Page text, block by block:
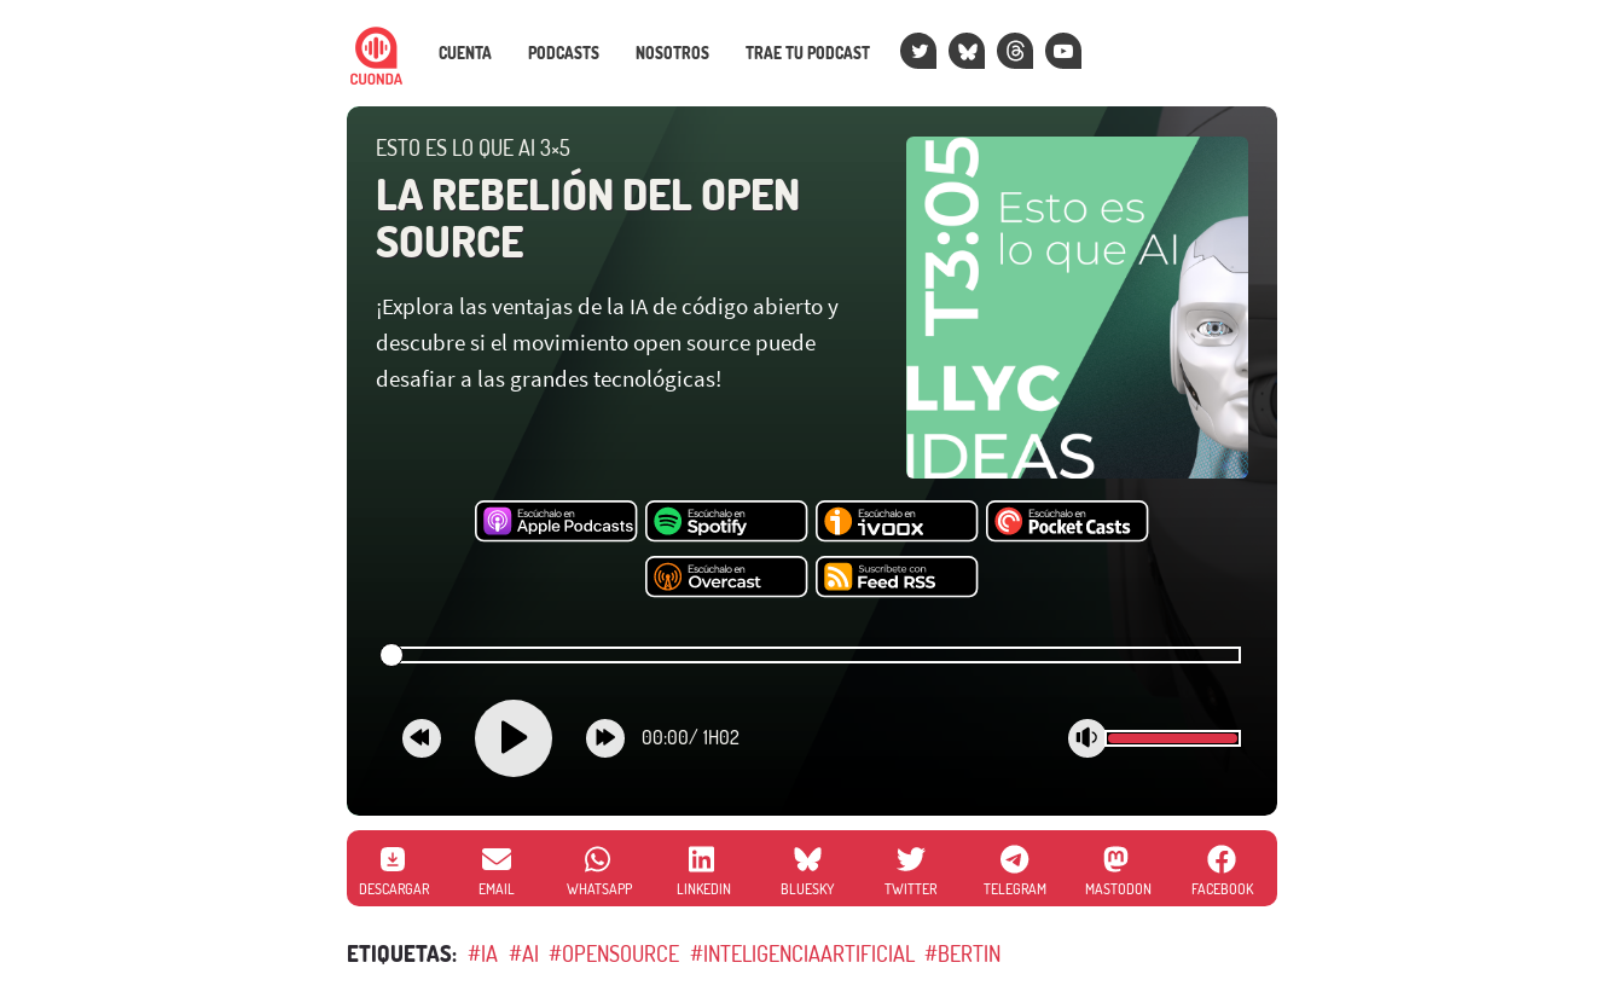
CUENTA PODCASTS NOSOTROS TRAE TU PODCAST
ESTO ES LO QUE AI 3×5
LA REBELIÓN DEL OPEN
SOURCE
¡Explora las ventajas de la IA de código abierto y
descubre si el movimiento open source puede
desafiar a las grandes tecnológicas!
00:00/ 1H02
DESCARGAR EMAIL WHATSAPP LINKEDIN BLUESKY TWITTER TELEGRAM MASTODON FACEBOOK
ETIQUETAS: #IA #AI #OPENSOURCE #INTELIGENCIAARTIFICIAL #BERTIN